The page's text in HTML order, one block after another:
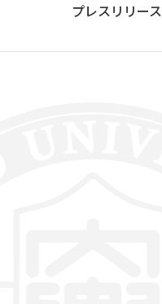
プレスリリース